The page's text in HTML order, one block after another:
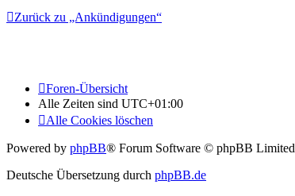
Zurück zu „Ankündigungen“
Foren-Übersicht
Alle Zeiten sind UTC+01:00
Alle Cookies löschen
Powered by phpBB® Forum Software © phpBB Limited
Deutsche Übersetzung durch phpBB.de